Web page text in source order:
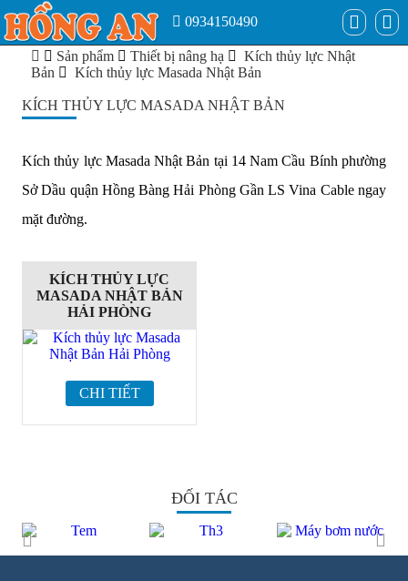
0934150490
Sản phẩm Thiết bị nâng hạ
Kích thủy lực Nhật
Bản
Kích thủy lực Masada Nhật Bản
KÍCH THỦY LỰC MASADA NHẬT BẢN
Kích thủy lực Masada Nhật Bản tại 14 Nam Cầu Bính phường
Sở Dầu quận Hồng Bàng Hải Phòng Gần LS Vina Cable ngay
mặt đường.
KÍCH THỦY LỰC
MASADA NHẬT BẢN
HẢI PHÒNG
CHI TIẾT
ĐỐI TÁC